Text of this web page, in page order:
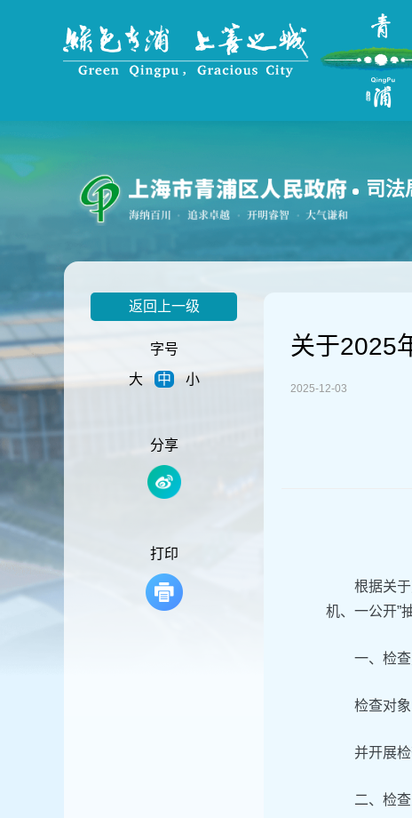
到
主
要
内
司法
返回上一级
字号
大
中 小
分享
打印
关于2025
2025-12-03
根据关
机、一公开”
一、检
检查对
并开展检
二、检